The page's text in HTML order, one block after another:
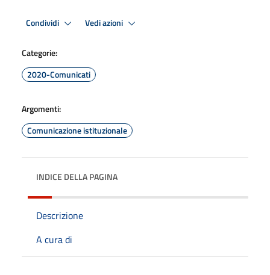
Condividi Vedi azioni
Categorie:
2020-Comunicati
Argomenti:
Comunicazione istituzionale
INDICE DELLA PAGINA
Descrizione
A cura di